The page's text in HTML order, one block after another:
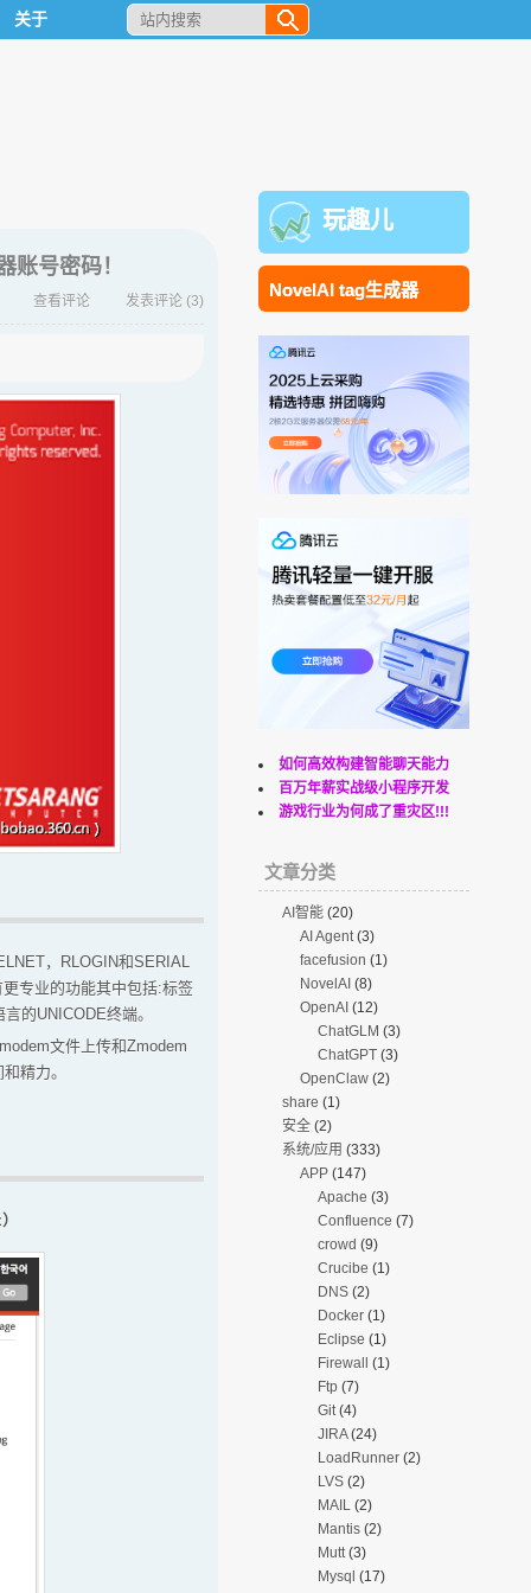
关于
号密码！
发表评论(3)
查看评论
，RLOGIN和SERIAL
专业的功能其中包括:标签
的UNICODE终端。
文件上传和Zmodem
精力。
玩趣儿
NovelAI tag生成器
如何高效构建智能聊天能力
百万年薪实战级小程序开发
游戏行业为何成了重灾区!!!
文章分类
AI智能(20)
AI Agent(3)
facefusion (1)
NovelAI(8)
OpenAI(12)
ChatGLM (3)
ChatGPT(3)
OpenClaw(2)
share (1)
安全(2)
系统/应用 (333)
APP(147)
Apache (3)
Confluence (7)
crowd (9)
Crucibe (1)
DNS(2)
Docker(1)
Eclipse (1)
Firewall (1)
Ftp(7)
Git(4)
JIRA(24)
LoadRunner(2)
LVS(2)
MAIL (2)
Mantis(2)
Mutt(3)
Mysql (17)